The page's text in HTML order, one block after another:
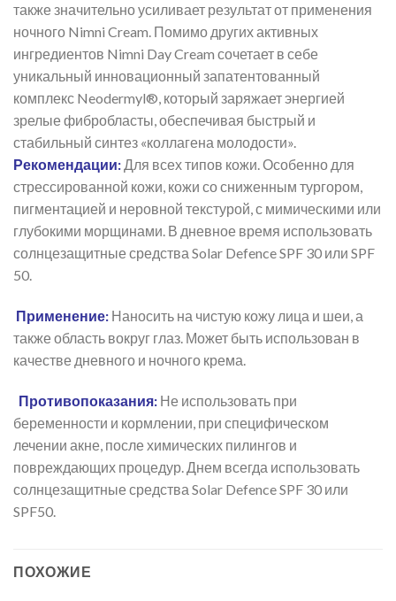
также значительно усиливает результат от применения
ночного Nimni Cream. Помимо других активных
ингредиентов Nimni Day Cream сочетает в себе
уникальный инновационный запатентованный
комплекс Neodermyl®, который заряжает энергией
зрелые фибробласты, обеспечивая быстрый и
стабильный синтез «коллагена молодости».
Рекомендации:Для всех типов кожи. Особенно для
стрессированной кожи, кожи со сниженным тургором,
пигментацией и неровной текстурой, с мимическими или
глубокими морщинами. В дневное время использовать
солнцезащитные средства Solar Defence SPF 30 или SPF
50.
Применение: Наносить на чистую кожу лица и шеи, а
также область вокруг глаз. Может быть использован в
качестве дневного и ночного крема.
Противопоказания: Не использовать при
беременности и кормлении, при специфическом
лечении акне, после химических пилингов и
повреждающих процедур. Днем всегда использовать
солнцезащитные средства Solar Defence SPF 30 или
SPF50.
ПОХОЖИЕ